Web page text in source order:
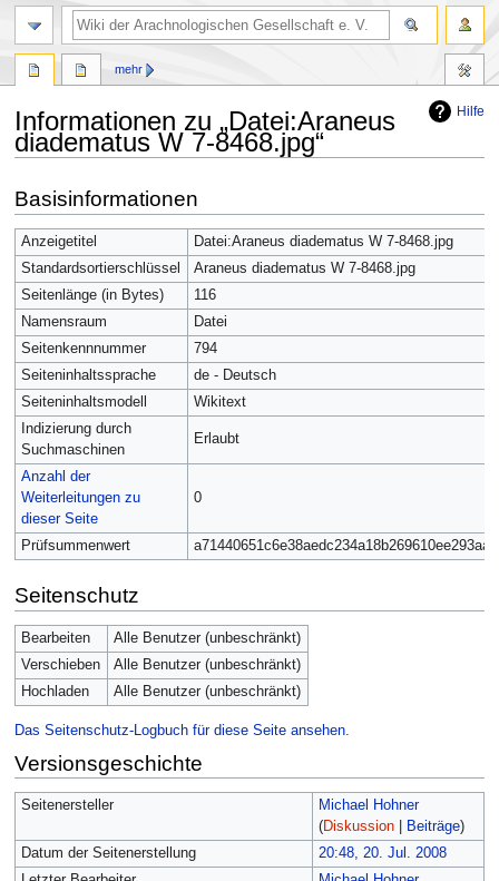
Hilfe
Informationen zu „Datei:Araneus
diadematus W 7-8468.jpg“
Navigation
springen
Suche
springen
Basisinformationen
Anzeigetitel
Datei:Araneus diadematus W 7-8468.jpg
Standardsortierschlüssel
Araneus diadematus W 7-8468.jpg
Seitenlänge (in Bytes)
116
Namensraum
Datei
Seitenkennnummer
794
Seiteninhaltssprache
de - Deutsch
Seiteninhaltsmodell
Wikitext
Indizierung durch
Suchmaschinen
Erlaubt
Anzahl der
Weiterleitungen zu
dieser Seite
0
Prüfsummenwert
Seitenschutz
Bearbeiten
Alle Benutzer (unbeschränkt)
Verschieben
Alle Benutzer (unbeschränkt)
Hochladen
Alle Benutzer (unbeschränkt)
Das Seitenschutz-Logbuch für diese Seite ansehen.
Versionsgeschichte
Seitenersteller
Michael Hohner
(Diskussion| Beiträge)
Datum der Seitenerstellung
20:48, 20. Jul. 2008
mehr